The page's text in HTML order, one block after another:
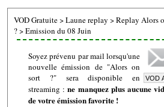
VOD Gratuite>Laune replay >Replay Alors
?>Emission du 08 Juin
Soyez prévenu par mail lorsqu'une
nouvelle émission de "Alors on
sort ?" sera disponible en
streaming :ne manquez plus aucune
de votre émission favorite !